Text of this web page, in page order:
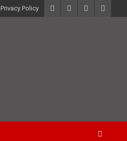
Privacy Policy